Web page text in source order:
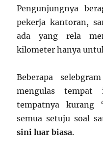
Pengunjungnya
pekerja kantoran,
ada yang rela
kilometer hanya
Beberapa
mengulas
tempatnya kurang
semua setuju soal
sini luar biasa.